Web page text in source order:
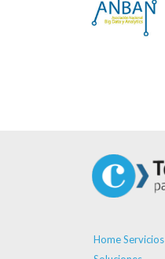
Home Servicios